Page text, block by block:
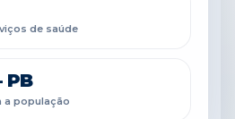
de saúde
PB
a população